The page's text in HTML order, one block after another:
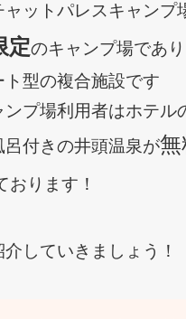
ャットパレスキャンプ
定のキャンプ場であ
ト型の複合施設です
ンプ場利用者はホテル
呂付きの井頭温泉が無
おります！
していきましょう！